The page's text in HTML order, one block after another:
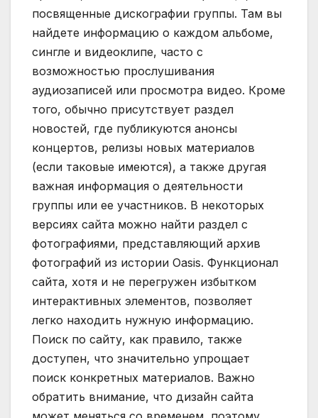
посвященные дискографии группы. Там вы
найдете информацию о каждом альбоме,
сингле и видеоклипе, часто с
возможностью прослушивания
аудиозаписей или просмотра видео. Кроме
того, обычно присутствует раздел
новостей, где публикуются анонсы
концертов, релизы новых материалов
(если таковые имеются), а также другая
важная информация о деятельности
группы или ее участников. В некоторых
версиях сайта можно найти раздел с
фотографиями, представляющий архив
фотографий из истории Oasis. Функционал
сайта, хотя и не перегружен избытком
интерактивных элементов, позволяет
легко находить нужную информацию.
Поиск по сайту, как правило, также
доступен, что значительно упрощает
поиск конкретных материалов. Важно
обратить внимание, что дизайн сайта